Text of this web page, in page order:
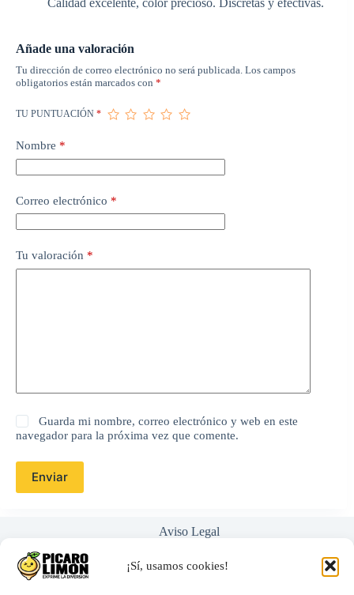
¡Sí, usamos cookies!
Calidad excelente, color precioso. Discretas y efectivas.
Añade una valoración
Tu dirección de correo electrónico no será publicada. Los campos
obligatorios están marcados con *
TU PUNTUACIÓN *
Nombre *
Correo electrónico *
Tu valoración *
Guarda mi nombre, correo electrónico y web en este
navegador para la próxima vez que comente.
Enviar
Aviso Legal
Términos y Condiciones
Nosotros